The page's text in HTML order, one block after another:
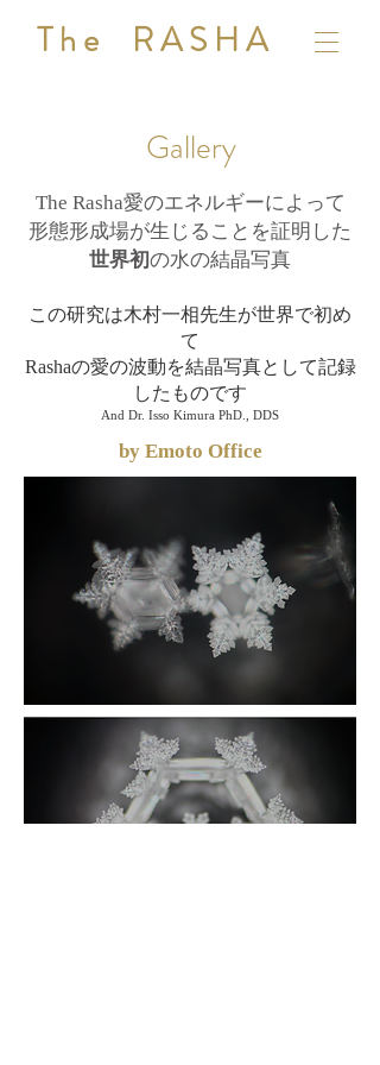
T h e R A S H A
Gallery
The Rasha愛のエネルギーによって
形態形成場が生じることを証明した
世界初の水の結晶写真
この研究は木村一相先生が世界で初め
て
Rashaの愛の波動を結晶写真として記録
したものです
And Dr. Isso Kimura PhD., DDS
by Emoto Office